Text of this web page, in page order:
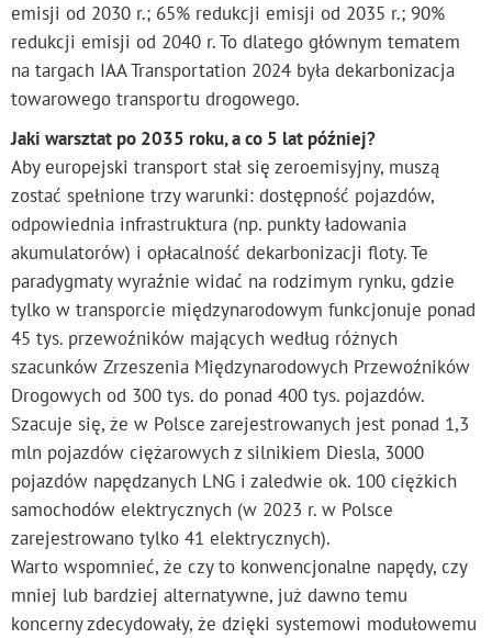
emisji od 2030 r.; 65% redukcji emisji od 2035 r.; 90%
redukcji emisji od 2040 r. To dlatego głównym tematem
na targach IAA Transportation 2024 była dekarbonizacja
towarowego transportu drogowego.
Jaki warsztat po 2035 roku, a co 5 lat później?
Aby europejski transport stał się zeroemisyjny, muszą
zostać spełnione trzy warunki: dostępność pojazdów,
odpowiednia infrastruktura (np. punkty ładowania
akumulatorów) i opłacalność dekarbonizacji floty. Te
paradygmaty wyraźnie widać na rodzimym rynku, gdzie
tylko w transporcie międzynarodowym funkcjonuje ponad
45 tys. przewoźników mających według różnych
szacunków Zrzeszenia Międzynarodowych Przewoźników
Drogowych od 300 tys. do ponad 400 tys. pojazdów.
Szacuje się, że w Polsce zarejestrowanych jest ponad 1,3
mln pojazdów ciężarowych z silnikiem Diesla, 3000
pojazdów napędzanych LNG i zaledwie ok. 100 ciężkich
samochodów elektrycznych (w 2023 r. w Polsce
zarejestrowano tylko 41 elektrycznych).
Warto wspomnieć, że czy to konwencjonalne napędy, czy
mniej lub bardziej alternatywne, już dawno temu
koncerny zdecydowały, że dzięki systemowi modułowemu